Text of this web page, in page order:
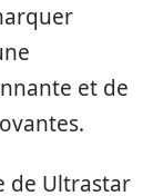
et de
de Ultrastar